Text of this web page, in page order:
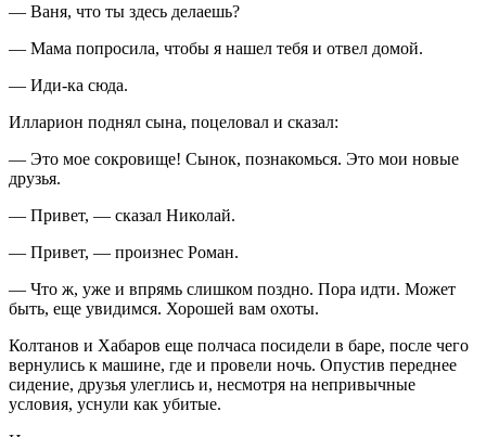
— Ваня, что ты здесь делаешь?
— Мама попросила, чтобы я нашел тебя и отвел домой.
— Иди-ка сюда.
Илларион поднял сына, поцеловал и сказал:
— Это мое сокровище! Сынок, познакомься. Это мои новые
друзья.
— Привет, — сказал Николай.
— Привет, — произнес Роман.
— Что ж, уже и впрямь слишком поздно. Пора идти. Может
быть, еще увидимся. Хорошей вам охоты.
Колтанов и Хабаров еще полчаса посидели в баре, после чего
вернулись к машине, где и провели ночь. Опустив переднее
сидение, друзья улеглись и, несмотря на непривычные
условия, уснули как убитые.